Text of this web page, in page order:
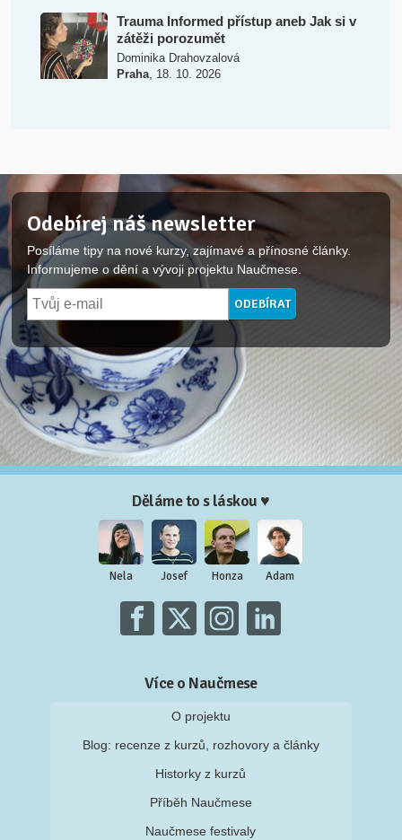
Trauma Informed přístup aneb Jak si v
zátěži porozumět
Dominika Drahovzalová
Praha, 18. 10. 2026
Odebírej náš newsletter
Posíláme tipy na nové kurzy, zajímavé a přínosné články.
Informujeme o dění a vývoji projektu Naučmese.
Děláme to s láskou ♥
Nela Josef Honza Adam
Více o Naučmese
O projektu
Blog: recenze z kurzů, rozhovory a články
Historky z kurzů
Příběh Naučmese
Naučmese festivaly